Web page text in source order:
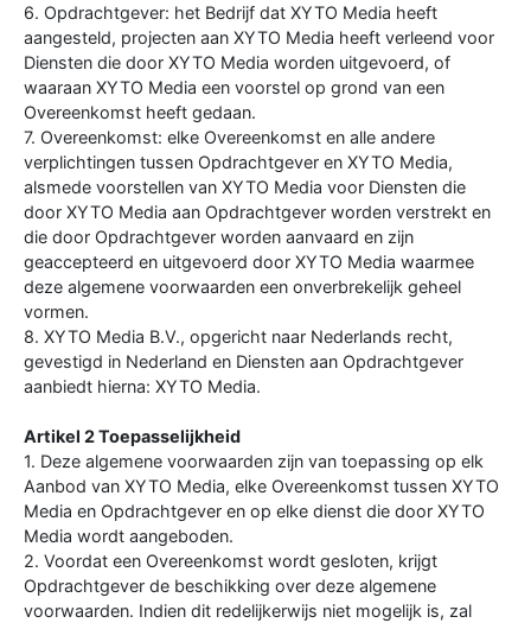
6. Opdrachtgever: het Bedrijf dat XYTO Media heeft
aangesteld, projecten aan XYTO Media heeft verleend voor
Diensten die door XYTO Media worden uitgevoerd, of
waaraan XYTO Media een voorstel op grond van een
Overeenkomst heeft gedaan.
7. Overeenkomst: elke Overeenkomst en alle andere
verplichtingen tussen Opdrachtgever en XYTO Media,
alsmede voorstellen van XYTO Media voor Diensten die
door XYTO Media aan Opdrachtgever worden verstrekt en
die door Opdrachtgever worden aanvaard en zijn
geaccepteerd en uitgevoerd door XYTO Media waarmee
deze algemene voorwaarden een onverbrekelijk geheel
vormen.
8. XYTO Media B.V., opgericht naar Nederlands recht,
gevestigd in Nederland en Diensten aan Opdrachtgever
aanbiedt hierna: XYTO Media.
Artikel 2 Toepasselijkheid
1. Deze algemene voorwaarden zijn van toepassing op elk
Aanbod van XYTO Media, elke Overeenkomst tussen XYTO
Media en Opdrachtgever en op elke dienst die door XYTO
Media wordt aangeboden.
2. Voordat een Overeenkomst wordt gesloten, krijgt
Opdrachtgever de beschikking over deze algemene
voorwaarden. Indien dit redelijkerwijs niet mogelijk is, zal